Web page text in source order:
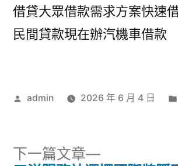
借貸大眾借款需求方案快速
民間貸款現在辦汽機車借款
作
admin 2026 年 6 月 4 日
下一篇文章
下